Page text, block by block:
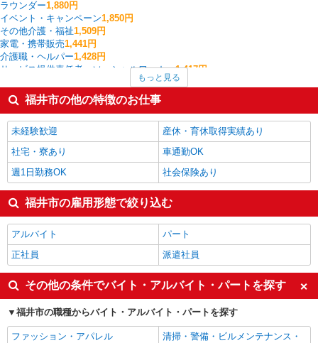
ラウンダー1,880円
イベント・キャンペーン1,850円
その他介護・福祉1,509円
家電・携帯販売1,441円
介護職・ヘルパー1,428円
サービス提供責任者・ソーシャルワーカー1,417円
作業療法士・理学療法士・言語聴覚士・視能訓練士
一般・営業事務 1,375円
量販店・大型SC・百貨店1,364円
福井市の他の職種の平均時給を見る
もっと見る
福井市の他の特徴のお仕事
未経験歓迎
産休・育休取得実績あり
社宅・寮あり
車通勤OK
週1日勤務OK
社会保険あり
福井市の雇用形態で絞り込む
アルバイト
パート
正社員
派遣社員
その他の条件でバイト・アルバイト・パートを探す
福井市の職種からバイト・アルバイト・パートを探す
ファッション・アパレル
清掃・警備・ビルメンテナンス・